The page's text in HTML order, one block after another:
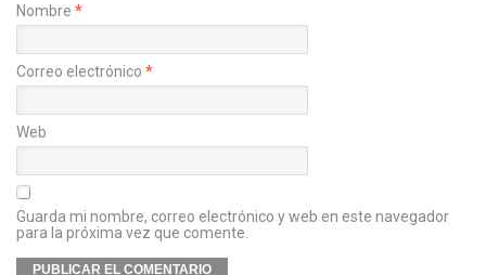
Nombre *
Correo electrónico *
Web
Guarda mi nombre, correo electrónico y web en este navegador
para la próxima vez que comente.